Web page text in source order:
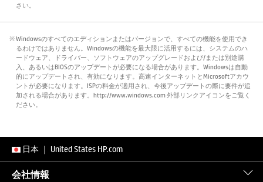
さい。
※ Windowsのすべてのエディションまたはバージョンで、すべての機能を使用でき
るわけではありません。Windowsの機能を最大限に活用するには、システムのハ
ードウェア、ドライバー、ソフトウェアのアップグレードおよび/または別途購
入、あるいはBIOSのアップデートが必要になる場合があります。Windowsは自動
的にアップデートされ、有効になります。高速インターネットとMicrosoftアカウ
ントが必要になります。ISPの料金が適用され、今後アップデートの際に要件が追
加される場合があります。http://www.windows.com 外部リンクアイコンをご覧く
ださい。
日本 ｜ United States HP.com
会社情報